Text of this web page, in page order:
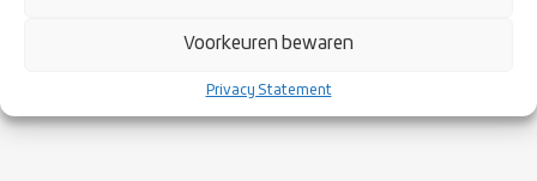
Voorkeuren bewaren
Privacy Statement
Foto: Dennis van de Sande